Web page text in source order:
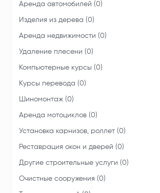
Аренда автомобилей (0)
Изделия из дерева (0)
Аренда недвижимости (0)
Удаление плесени (0)
Компьютерные курсы (0)
Курсы перевода (0)
Шиномонтаж (0)
Аренда мотоциклов (0)
Установка карнизов, роллет (0)
Реставрация окон и дверей (0)
Другие строительные услуги (0)
Очистные сооружения (0)